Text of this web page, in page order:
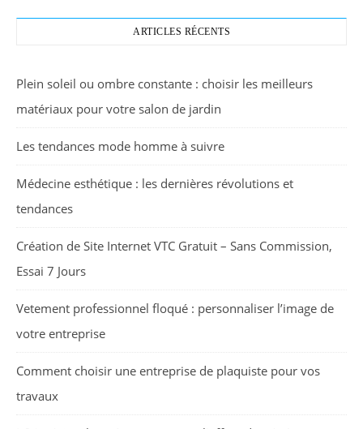
ARTICLES RÉCENTS
Plein soleil ou ombre constante : choisir les meilleurs
matériaux pour votre salon de jardin
Les tendances mode homme à suivre
Médecine esthétique : les dernières révolutions et
tendances
Création de Site Internet VTC Gratuit – Sans Commission,
Essai 7 Jours
Vetement professionnel floqué : personnaliser l’image de
votre entreprise
Comment choisir une entreprise de plaquiste pour vos
travaux